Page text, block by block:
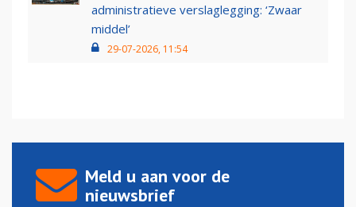
administratieve verslaglegging: ‘Zwaar
middel’
29-07-2026, 11:54
Meld u aan voor de
nieuwsbrief